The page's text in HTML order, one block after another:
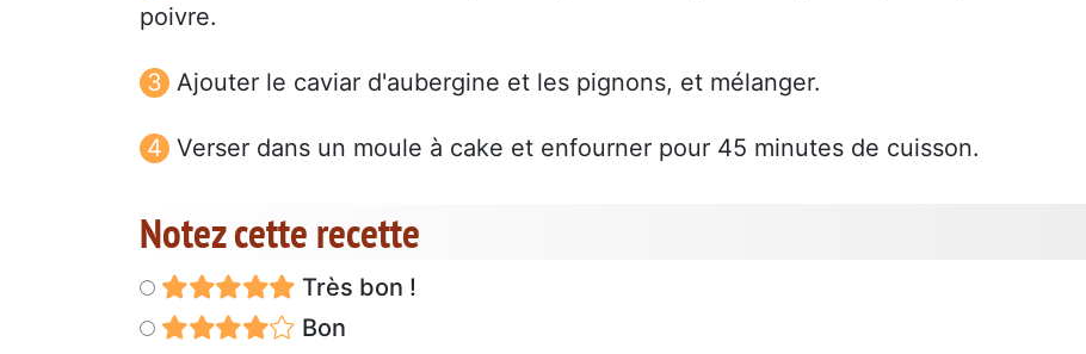
poivre.
Ajouter le caviar d'aubergine et les pignons, et mélanger.
Verser dans un moule à cake et enfourner pour 45 minutes de cuisson.
Notez cette recette
Très bon !
Bon